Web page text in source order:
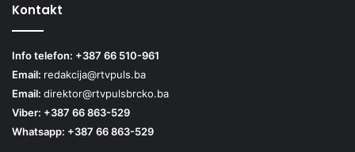
Kontakt
Info telefon: +387 66 510-961
Email: redakcija@rtvpuls.ba
Email: direktor@rtvpulsbrcko.ba
Viber: +387 66 863-529
Whatsapp: +387 66 863-529